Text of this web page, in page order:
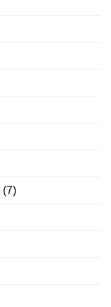
(7)